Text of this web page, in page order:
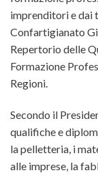
imprenditori e dai
Confartigianato
Repertorio delle
Formazione
Regioni.
Secondo il
qualifiche e
la pelletteria, i
alle imprese, la